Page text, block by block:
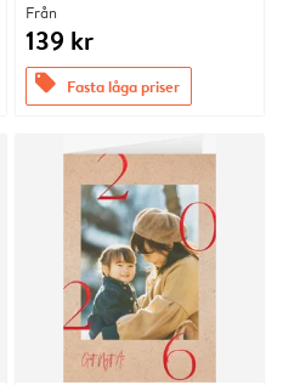
Från
139 kr
offers Fasta låga priser